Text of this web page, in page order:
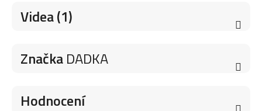
Videa (1)
ZnačkaDADKA
Hodnocení